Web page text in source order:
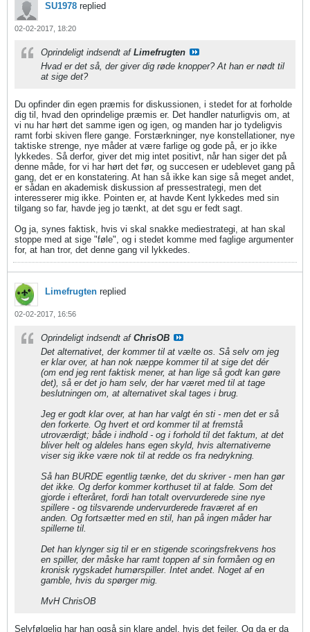
SU1978 replied
02-02-2017, 18:20
Oprindeligt indsendt af Limefrugten
Hvad er det så, der giver dig røde knopper? At han er nødt til
at sige det?
Du opfinder din egen præmis for diskussionen, i stedet for at forholde
dig til, hvad den oprindelige præmis er. Det handler naturligvis om, at
vi nu har hørt det samme igen og igen, og manden har jo tydeligvis
ramt forbi skiven flere gange. Forstærkninger, nye konstellationer, nye
taktiske strenge, nye måder at være farlige og gode på, er jo ikke
lykkedes. Så derfor, giver det mig intet positivt, når han siger det på
denne måde, for vi har hørt det før, og succesen er udeblevet gang på
gang, det er en konstatering. At han så ikke kan sige så meget andet,
er sådan en akademisk diskussion af pressestrategi, men det
interesserer mig ikke. Pointen er, at havde Kent lykkedes med sin
tilgang so far, havde jeg jo tænkt, at det sgu er fedt sagt.
Og ja, synes faktisk, hvis vi skal snakke mediestrategi, at han skal
stoppe med at sige "føle", og i stedet komme med faglige argumenter
for, at han tror, det denne gang vil lykkedes.
Limefrugten replied
02-02-2017, 16:56
Oprindeligt indsendt af ChrisOB
Det alternativet, der kommer til at vælte os. Så selv om jeg
er klar over, at han nok næppe kommer til at sige det dér
(om end jeg rent faktisk mener, at han lige så godt kan gøre
det), så er det jo ham selv, der har været med til at tage
beslutningen om, at alternativet skal tages i brug.
Jeg er godt klar over, at han har valgt én sti - men det er så
den forkerte. Og hvert et ord kommer til at fremstå
utroværdigt; både i indhold - og i forhold til det faktum, at det
bliver helt og aldeles hans egen skyld, hvis alternativerne
viser sig ikke være nok til at redde os fra nedrykning.
Så han BURDE egentlig tænke, det du skriver - men han gør
det ikke. Og derfor kommer korthuset til at falde. Som det
gjorde i efteråret, fordi han totalt overvurderede sine nye
spillere - og tilsvarende undervurderede fraværet af en
anden. Og fortsætter med en stil, han på ingen måder har
spillerne til.
Det han klynger sig til er en stigende scoringsfrekvens hos
en spiller, der måske har ramt toppen af sin formåen og en
kronisk rygskadet humørspiller. Intet andet. Noget af en
gamble, hvis du spørger mig.
MvH ChrisOB
Selvfølgelig har han også sin klare andel, hvis det fejler. Og da er da